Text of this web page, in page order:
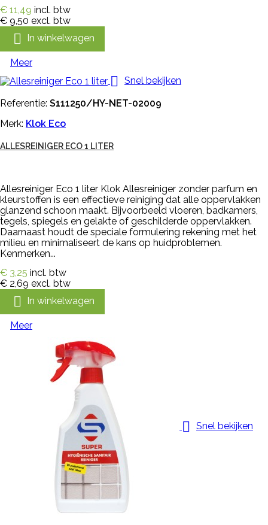
€ 11,49 incl. btw
€ 9,50 excl. btw
 In winkelwagen
Meer
 Snel bekijken
Referentie: S111250/HY-NET-02009
Merk: Klok Eco
ALLESREINIGER ECO 1 LITER
Allesreiniger Eco 1 liter Klok Allesreiniger zonder parfum en
kleurstoffen is een effectieve reiniging dat alle oppervlakken
glanzend schoon maakt. Bijvoorbeeld vloeren, badkamers,
tegels, spiegels en gelakte of geschilderde oppervlakken.
Daarnaast houdt de speciale formulering rekening met het
milieu en minimaliseert de kans op huidproblemen.
Kenmerken...
€ 3,25 incl. btw
€ 2,69 excl. btw
 In winkelwagen
Meer
 Snel bekijken